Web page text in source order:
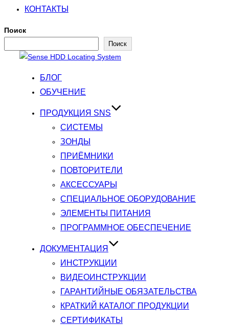
КОНТАКТЫ
Поиск
Поиск
Перейти
содержимомуБЛОГ
ОБУЧЕНИЕ
ПРОДУКЦИЯ SNS
СИСТЕМЫ
ЗОНДЫ
ПРИЁМНИКИ
ПОВТОРИТЕЛИ
АКСЕССУАРЫ
СПЕЦИАЛЬНОЕ ОБОРУДОВАНИЕ
ЭЛЕМЕНТЫ ПИТАНИЯ
ПРОГРАММНОЕ ОБЕСПЕЧЕНИЕ
ДОКУМЕНТАЦИЯ
ИНСТРУКЦИИ
ВИДЕОИНСТРУКЦИИ
ГАРАНТИЙНЫЕ ОБЯЗАТЕЛЬСТВА
КРАТКИЙ КАТАЛОГ ПРОДУКЦИИ
СЕРТИФИКАТЫ